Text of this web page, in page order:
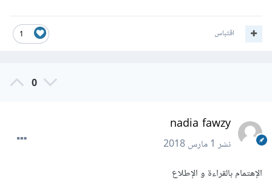
1 اقتباس
0
nadia fawzy
نشر1 مارس 2018
الإهتمام بالقراءة و الإطلاع